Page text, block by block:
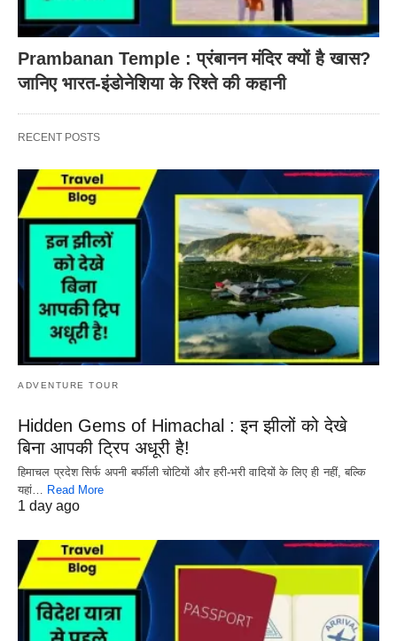
Prambanan Temple : प्रंबानन मंदिर क्यों है खास?
जानिए भारत-इंडोनेशिया के रिश्ते की कहानी
RECENT POSTS
ADVENTURE TOUR
Hidden Gems of Himachal : इन झीलों को देखे
बिना आपकी ट्रिप अधूरी है!
हिमाचल प्रदेश सिर्फ अपनी बर्फीली चोटियों और हरी-भरी वादियों के लिए ही नहीं, बल्कि
यहां… Read More
1 day ago